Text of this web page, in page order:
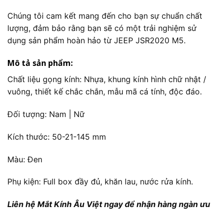
Chúng tôi cam kết mang đến cho bạn sự chuẩn chất
lượng, đảm bảo rằng bạn sẽ có một trải nghiệm sử
dụng sản phẩm hoàn hảo từ JEEP JSR2020 M5.
Mô tả sản phẩm:
Chất liệu gọng kính: Nhựa, khung kính hình chữ nhật /
vuông, thiết kế chắc chắn, mẫu mã cá tính, độc đáo.
Đối tượng: Nam | Nữ
Kích thước: 50-21-145 mm
Màu: Đen
Phụ kiện: Full box đầy đủ, khăn lau, nước rửa kính.
Liên hệ Mắt Kính Âu Việt ngay để nhận hàng ngàn ưu